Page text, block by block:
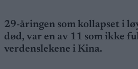
29-åringen som kollapset i
død, var en av 11 som ikke
verdenslekene i Kina.